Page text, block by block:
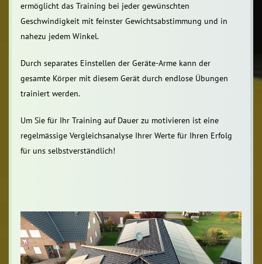
ermöglicht das Training bei jeder gewünschten
Geschwindigkeit mit feinster Gewichtsabstimmung und in
nahezu jedem Winkel.
Durch separates Einstellen der Geräte-Arme kann der
gesamte Körper mit diesem Gerät durch endlose Übungen
trainiert werden.
Um Sie für Ihr Training auf Dauer zu motivieren ist eine
regelmässige Vergleichsanalyse Ihrer Werte für Ihren Erfolg
für uns selbstverständlich!